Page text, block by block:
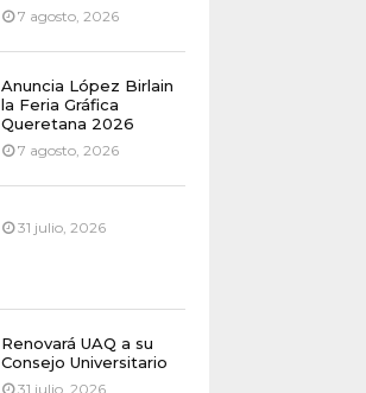
7 agosto, 2026
Anuncia López Birlain
la Feria Gráfica
Queretana 2026
7 agosto, 2026
31 julio, 2026
Renovará UAQ a su
Consejo Universitario
31 julio, 2026